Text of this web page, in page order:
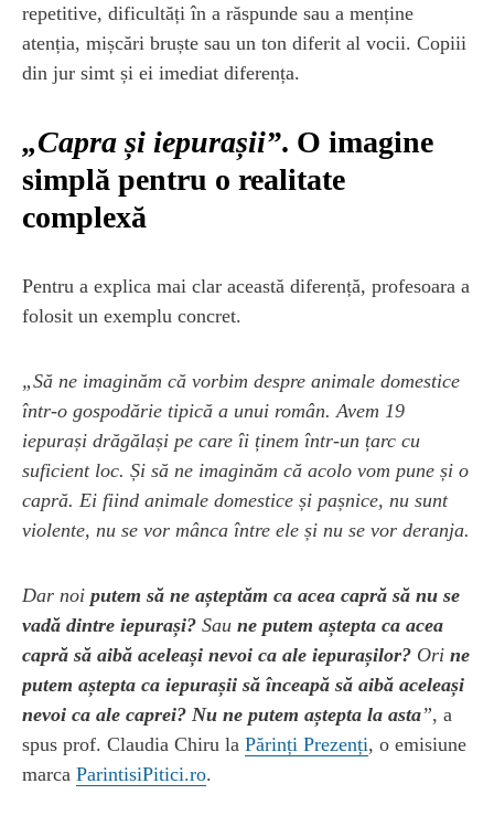
repetitive, dificultăți în a răspunde sau a menține
atenția, mișcări bruște sau un ton diferit al vocii. Copiii
din jur simt și ei imediat diferența.
„Capra și iepurașii”. O imagine
simplă pentru o realitate
complexă
Pentru a explica mai clar această diferență, profesoara a
folosit un exemplu concret.
„Să ne imaginăm că vorbim despre animale domestice
într-o gospodărie tipică a unui român. Avem 19
iepurași drăgălași pe care îi ținem într-un țarc cu
suficient loc. Și să ne imaginăm că acolo vom pune și o
capră. Ei fiind animale domestice și pașnice, nu sunt
violente, nu se vor mânca între ele și nu se vor deranja.
Dar noi putem să ne așteptăm ca acea capră să nu se
vadă dintre iepurași? Sau ne putem aștepta ca acea
capră să aibă aceleași nevoi ca ale iepurașilor? Ori ne
putem aștepta ca iepurașii să înceapă să aibă aceleași
nevoi ca ale caprei? Nu ne putem aștepta la asta”, a
spus prof. Claudia Chiru la Părinți Prezenți, o emisiune
marca ParintisiPitici.ro.